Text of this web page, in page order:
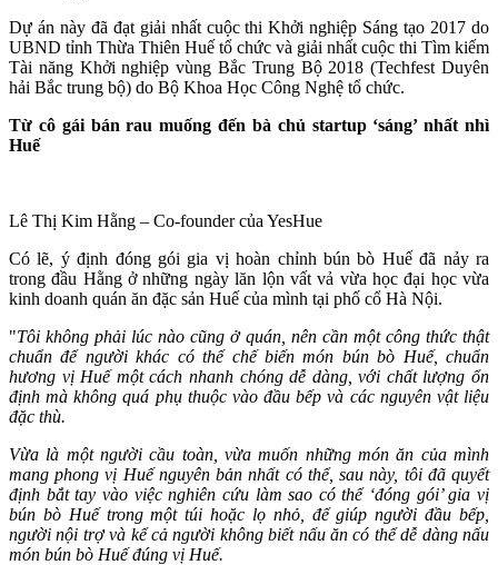
Dự án này đã đạt giải nhất cuộc thi Khởi nghiệp Sáng tạo 2017 do
UBND tỉnh Thừa Thiên Huế tổ chức và giải nhất cuộc thi Tìm kiếm
Tài năng Khởi nghiệp vùng Bắc Trung Bộ 2018 (Techfest Duyên
hải Bắc trung bộ) do Bộ Khoa Học Công Nghệ tổ chức.
Từ cô gái bán rau muống đến bà chủ startup ‘sáng’ nhất nhì
Huế
Lê Thị Kim Hằng – Co-founder của YesHue
Có lẽ, ý định đóng gói gia vị hoàn chỉnh bún bò Huế đã nảy ra
trong đầu Hằng ở những ngày lăn lộn vất vả vừa học đại học vừa
kinh doanh quán ăn đặc sản Huế của mình tại phố cổ Hà Nội.
"Tôi không phải lúc nào cũng ở quán, nên cần một công thức thật
chuẩn để người khác có thể chế biến món bún bò Huế, chuẩn
hương vị Huế một cách nhanh chóng dễ dàng, với chất lượng ổn
định mà không quá phụ thuộc vào đầu bếp và các nguyên vật liệu
đặc thù.
Vừa là một người cầu toàn, vừa muốn những món ăn của mình
mang phong vị Huế nguyên bản nhất có thể, sau này, tôi đã quyết
định bắt tay vào việc nghiên cứu làm sao có thể ‘đóng gói’ gia vị
bún bò Huế trong một túi hoặc lọ nhỏ, để giúp người đầu bếp,
người nội trợ và kể cả người không biết nấu ăn có thể dễ dàng nấu
món bún bò Huế đúng vị Huế.